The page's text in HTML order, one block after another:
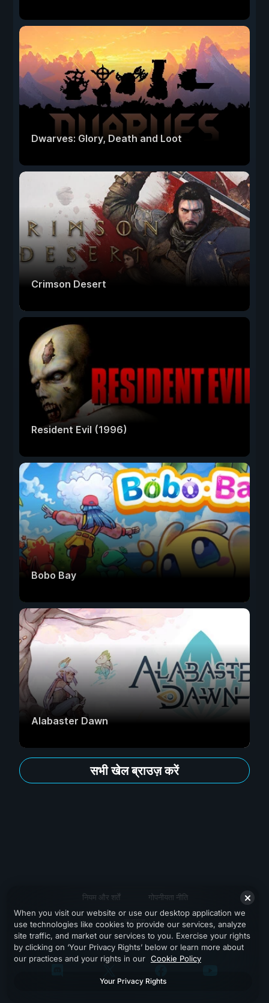
Dwarves: Glory, Death and Loot
Crimson Desert
Resident Evil (1996)
Bobo Bay
Alabaster Dawn
सभी खेल ब्राउज़ करें
नियम और शर्तें गोपनीयता नीति
सहायता
When you visit our website or use our desktop application we
use technologies like cookies to provide our services, analyze
site traffic, and market our services to you. Exercise your rights
by clicking on ‘Your Privacy Rights’ below or learn more about
our practices and your rights in our Cookie Policy
Your Privacy Rights